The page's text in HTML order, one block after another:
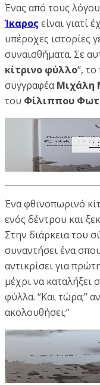
Ένας από τους
Ίκαρος είναι γιατί
υπέροχες ιστορίες
συναισθήματα. Σε
κίτρινο φύλλο“,
συγγραφέαΜιχάλη
του Φίλιππου
Ένα φθινοπωρινό
ενός δέντρου και
Στην διάρκεια του
συναντήσει ένα
αντικρίσει για
μέχρι να καταλήξει
φύλλα. “Και τώρα;”
ακολουθήσει;”